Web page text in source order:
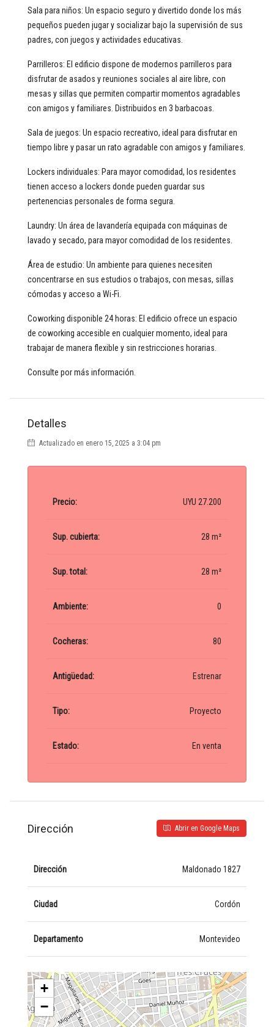
Sala para niños: Un espacio seguro y divertido donde los más
pequeños pueden jugar y socializar bajo la supervisión de sus
padres, con juegos y actividades educativas.
Parrilleros: El edificio dispone de modernos parrilleros para
disfrutar de asados y reuniones sociales al aire libre, con
mesas y sillas que permiten compartir momentos agradables
con amigos y familiares. Distribuidos en 3 barbacoas.
Sala de juegos: Un espacio recreativo, ideal para disfrutar en
tiempo libre y pasar un rato agradable con amigos y familiares.
Lockers individuales: Para mayor comodidad, los residentes
tienen acceso a lockers donde pueden guardar sus
pertenencias personales de forma segura.
Laundry: Un área de lavandería equipada con máquinas de
lavado y secado, para mayor comodidad de los residentes.
Área de estudio: Un ambiente para quienes necesiten
concentrarse en sus estudios o trabajos, con mesas, sillas
cómodas y acceso a Wi-Fi.
Coworking disponible 24 horas: El edificio ofrece un espacio
de coworking accesible en cualquier momento, ideal para
trabajar de manera flexible y sin restricciones horarias.
Consulte por más información.
Detalles
Actualizado en enero 15, 2025 a 3:04 pm
Precio: UYU 27.200
Sup. cubierta: 28 m²
Sup. total: 28 m²
Ambiente: 0
Cocheras: 80
Antigüedad: Estrenar
Tipo: Proyecto
Estado: En venta
Dirección Abrir en Google Maps
Dirección Maldonado 1827
Ciudad Cordón
Departamento Montevideo
+
−